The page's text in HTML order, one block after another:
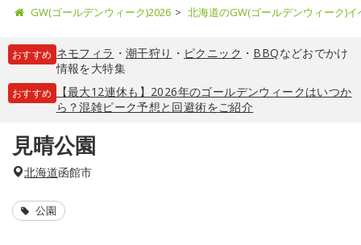
GW(ゴールデンウィーク)2026 北海道のGW(ゴールデンウィーク)
おすすめ ネモフィラ ・ 潮干狩り ・ ピクニック ・ BBQなどおでかけ
情報を大特集
おすすめ
【最大12連休も】2026年のゴールデンウィークはいつか
ら？混雑ピーク予想と回避術をご紹介
見晴公園
北海道函館市
公園